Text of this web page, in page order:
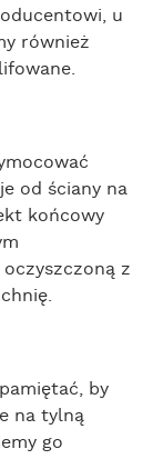
u
również
od ściany na
końcowy
z
by
na tylną
go